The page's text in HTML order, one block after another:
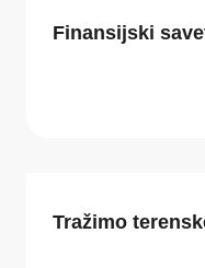
Finansijski
Tražimo